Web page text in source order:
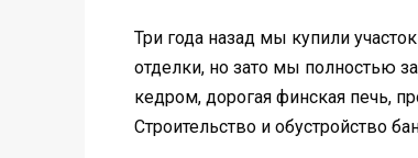
Три года назад мы купили
отделки, но зато мы полностью
кедром, дорогая финская печь,
Строительство и обустройство